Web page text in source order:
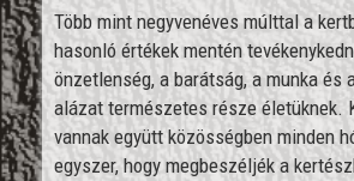
Több mint negyvenéves múlttal a
hasonló értékek mentén
önzetlenség, a barátság, a munka és
alázat természetes része életüknek.
vannak együtt közösségben minden
egyszer, hogy megbeszéljék a